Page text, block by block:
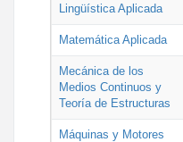
Lingüística Aplicada
Matemática Aplicada
Mecánica de los
Medios Continuos y
Teoría de Estructuras
Máquinas y Motores